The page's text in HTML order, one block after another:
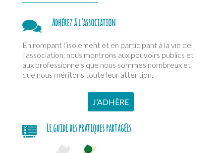
Adhérez à l’association
En rompant l’isolement et en participant à la vie de
l’association, nous montrons aux pouvoirs publics et
aux professionnels que nous sommes nombreux et
que nous méritons toute leur attention.
J’ADHÈRE
Le guide des pratiques partagées